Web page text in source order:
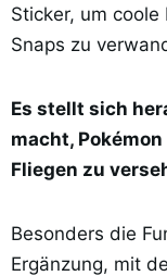
Sticker, um
Snaps zu
Es stellt sich
macht,
Fliegen zu
Besonders die
Ergänzung, mit